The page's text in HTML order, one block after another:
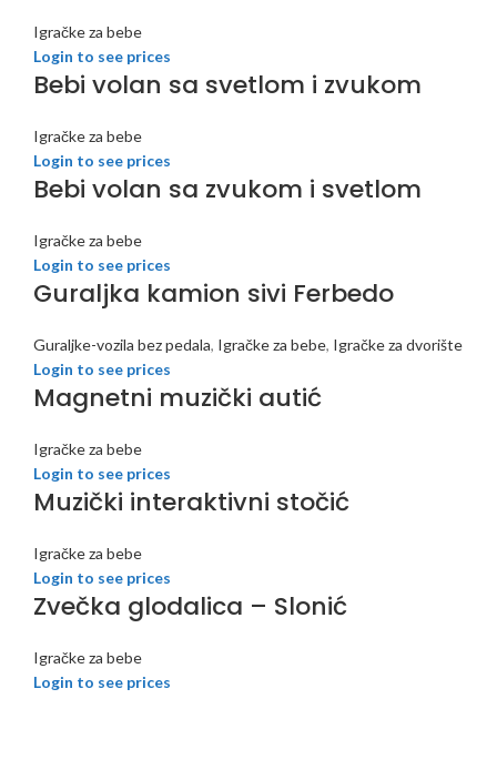
Igračke za bebe
Login to see prices
Bebi volan sa svetlom i zvukom
Igračke za bebe
Login to see prices
Bebi volan sa zvukom i svetlom
Igračke za bebe
Login to see prices
Guraljka kamion sivi Ferbedo
Guraljke-vozila bez pedala, Igračke za bebe, Igračke za dvorište
Login to see prices
Magnetni muzički autić
Igračke za bebe
Login to see prices
Muzički interaktivni stočić
Igračke za bebe
Login to see prices
Zvečka glodalica – Slonić
Igračke za bebe
Login to see prices